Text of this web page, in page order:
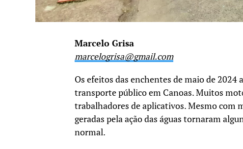
Marcelo Grisa
marcelogrisa@gmail.com
Os efeitos das enchentes de maio de
transporte público em Canoas. Muitos
trabalhadores de aplicativos. Mesmo com
geradas pela ação das águas tornaram
normal.